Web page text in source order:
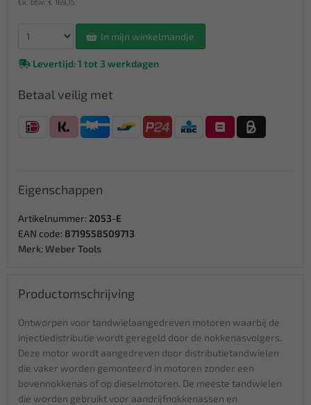
In mijn winkelmandje
Levertijd: 1 tot 3 werkdagen
Betaal veilig met
Eigenschappen
Artikelnummer: 2053-E
EAN code: 8719558509713
Merk: Weber Tools
Productomschrijving
Ontworpen voor tandwielaangedreven motoren waarbij de
injectiedistributie wordt geregeld door de nokkenasvolgers.
Deze motor wordt aangedreven door distributietandwielen
die vaker worden gemonteerd in motoren zonder een
bovennokkenas of op dieselmotoren. De meeste tandwielen
die worden gebruikt voor aandrijfnokkenassen en